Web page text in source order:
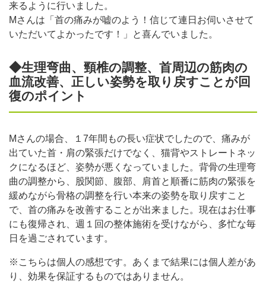
来るように行いました。
Mさんは「首の痛みが嘘のよう！信じて連日お伺いさせて
いただいてよかったです！」と喜んでいました。
◆生理弯曲、頸椎の調整、首周辺の筋肉の
血流改善、正しい姿勢を取り戻すことが回
復のポイント
Mさんの場合、１7年間もの長い症状でしたので、痛みが
出ていた首・肩の緊張だけでなく、猫背やストレートネッ
クになるほど、姿勢が悪くなっていました。背骨の生理弯
曲の調整から、股関節、腹部、肩首と順番に筋肉の緊張を
緩めながら骨格の調整を行い本来の姿勢を取り戻すこと
で、首の痛みを改善することが出来ました。現在はお仕事
にも復帰され、週１回の整体施術を受けながら、多忙な毎
日を過ごされています。
※こちらは個人の感想です。あくまで結果には個人差があ
り、効果を保証するものではありません。